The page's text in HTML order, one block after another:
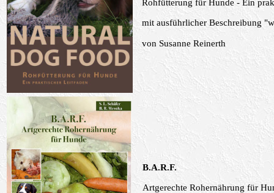
Rohfütterung für Hunde - Ein
mit ausführlicher Beschreibung
von Susanne Reinerth
B.A.R.F.
Artgerechte Rohernährung für